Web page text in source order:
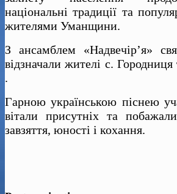
національні традиції та
жителями Уманщини.
З ансамблем «Надвечір’я»
відзначали жителі с. Городниця
.
Гарною українською піснею
вітали присутніх та
завзяття, юності і кохання.